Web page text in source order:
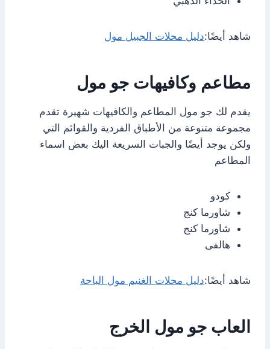
شاهد أيضًا:دليل محلات الجبيل مول
مطاعم وكافيهات جو مول
يقدم لك جو مول المطاعم والكافيهات شهيرة تقدم
مجموعة متنوعة من الأطباق الفردية والقوائم التي
ولكن يوجد أيضًا والجبات السريعة اليك بعض اسماء
المطاعم
كودو
شاورما كنج
شاورما كنج
هالفى
شاهد أيضًا:دليل محلات الغنيم مول الباحة
العاب جو مول الخرج